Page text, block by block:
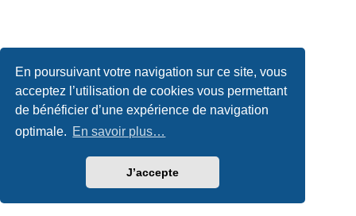
En poursuivant votre navigation sur ce site, vous
acceptez l’utilisation de cookies vous permettant
de bénéficier d’une expérience de navigation
optimale. En savoir plus…
J’accepte